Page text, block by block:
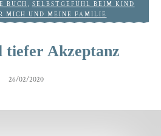
BUCH , SELBSTGEFÜHL BEIM KIND
MICH UND MEINE FAMILIE
tiefer Akzeptanz
26/02/2020